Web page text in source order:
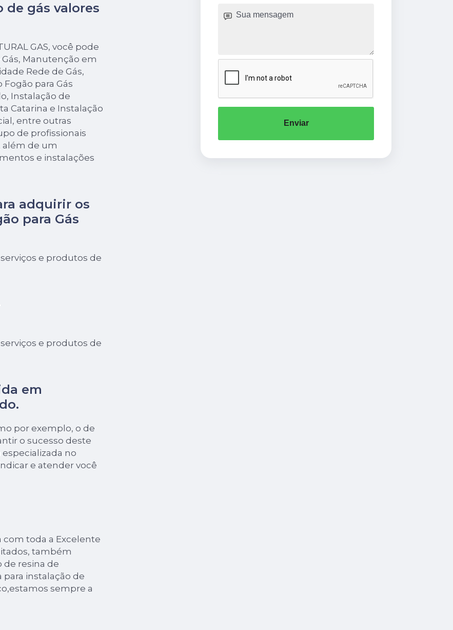
gás valores
GAS, você pode
Manutenção em
Rede de Gás,
para Gás
Instalação de
Catarina e Instalação
entre outras
de profissionais
além de um
e instalações
adquirir os
para Gás
e produtos de
e produtos de
em
por exemplo, o de
o sucesso deste
no
e atender você
com toda a Excelente
também
de resina de
instalação de
sempre a
Enviar